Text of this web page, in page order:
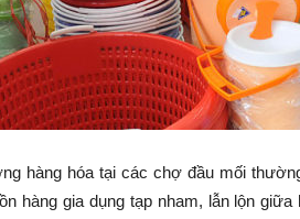
hàng hóa tại các chợ đầu mối
hàng gia dụng tạp nham, lẫn lộn